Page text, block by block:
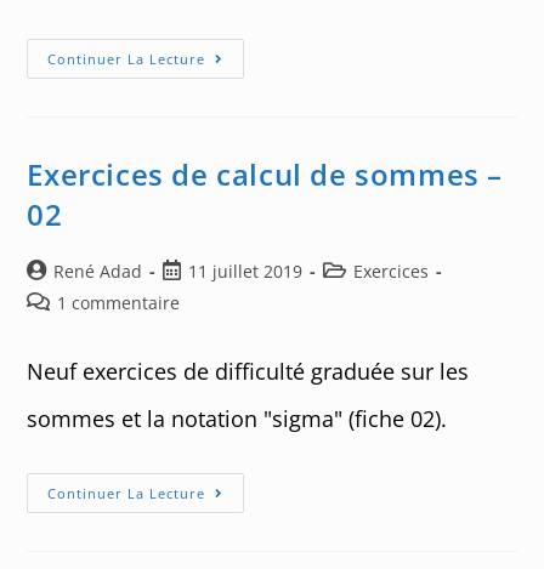
Continuer La Lecture Challenge
35
Harmonique
Exercices de calcul de sommes –
02
Auteur/autrice
de
René Adad
Post
published:
11 juillet 2019
PostExercices
Post1 commentaire
Neuf exercices de difficulté graduée sur les
sommes et la notation "sigma" (fiche 02).
Continuer La Lecture Exercices
De